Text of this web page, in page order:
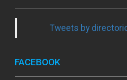
Tweets by
FACEBOOK